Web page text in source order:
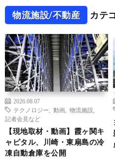
物流施設/不動産 カテ
2026.08.07
テクノロジー
動画 物流施設
記者会見など
【現地取材・動画】霞ヶ関キ
ャピタル、川崎・東扇島の冷
凍自動倉庫を公開